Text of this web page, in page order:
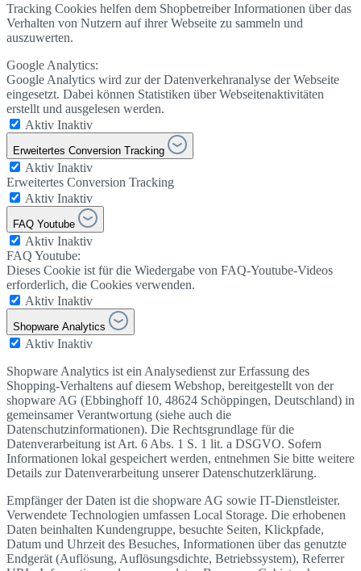
Tracking Cookies helfen dem Shopbetreiber Informationen über das
Verhalten von Nutzern auf ihrer Webseite zu sammeln und
auszuwerten.
Google Analytics:
Google Analytics wird zur der Datenverkehranalyse der Webseite
eingesetzt. Dabei können Statistiken über Webseitenaktivitäten
erstellt und ausgelesen werden.
Aktiv Inaktiv
Erweitertes Conversion Tracking
Aktiv Inaktiv
Erweitertes Conversion Tracking
Aktiv Inaktiv
FAQ Youtube
Aktiv Inaktiv
FAQ Youtube:
Dieses Cookie ist für die Wiedergabe von FAQ-Youtube-Videos
erforderlich, die Cookies verwenden.
Aktiv Inaktiv
Shopware Analytics
Aktiv Inaktiv
Shopware Analytics ist ein Analysedienst zur Erfassung des
Shopping-Verhaltens auf diesem Webshop, bereitgestellt von der
shopware AG (Ebbinghoff 10, 48624 Schöppingen, Deutschland) in
gemeinsamer Verantwortung (siehe auch die
Datenschutzinformationen). Die Rechtsgrundlage für die
Datenverarbeitung ist Art. 6 Abs. 1 S. 1 lit. a DSGVO. Sofern
Informationen lokal gespeichert werden, entnehmen Sie bitte weitere
Details zur Datenverarbeitung unserer Datenschutzerklärung.
Empfänger der Daten ist die shopware AG sowie IT-Dienstleister.
Verwendete Technologien umfassen Local Storage. Die erhobenen
Daten beinhalten Kundengruppe, besuchte Seiten, Klickpfade,
Datum und Uhrzeit des Besuches, Informationen über das genutzte
Endgerät (Auflösung, Auflösungsdichte, Betriebssystem), Referrer